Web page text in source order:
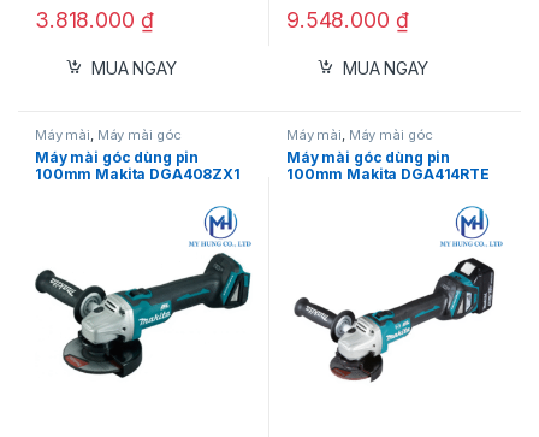
3.818.000 ₫
MUA NGAY
9.548.000 ₫
MUA NGAY
Máy mài, Máy mài góc
Máy mài góc dùng pin
100mm Makita DGA408ZX1
Máy mài, Máy mài góc
Máy mài góc dùng pin
100mm Makita DGA414RTE